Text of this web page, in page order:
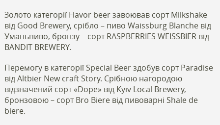
Золото категорії Flavor beer завоював сорт Milkshake
від Good Brewery, срібло – пиво Waissburg Blanche від
Уманьпиво, бронзу – сорт RASPBERRIES WEISSBIER від
BANDIT BREWERY.
Перемогу в категорії Special Beer здобув сорт Paradise
від Altbier New craft Story. Срібною нагородою
відзначений сорт «Dope» від Kyiv Local Brewery,
бронзовою – сорт Bro Biere від пивоварні Shale de
biere.